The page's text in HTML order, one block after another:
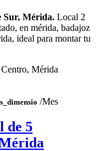
Sur, Mérida. Local 2
en mérida, badajoz
ideal para montar tu
/Mes
de 5